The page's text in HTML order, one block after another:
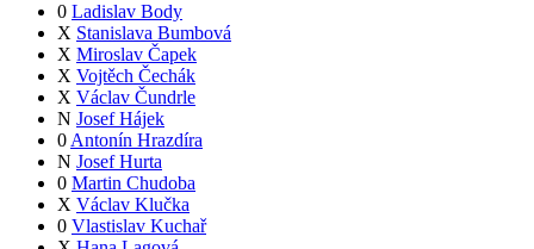
0 Ladislav Body
X Stanislava Bumbová
X Miroslav Čapek
X Vojtěch Čechák
X Václav Čundrle
N Josef Hájek
0 Antonín Hrazdíra
N Josef Hurta
0 Martin Chudoba
X Václav Klučka
0 Vlastislav Kuchař